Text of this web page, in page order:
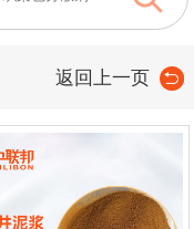
返回上一页